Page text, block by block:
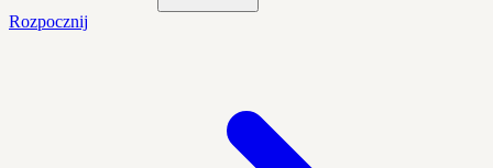
Rozpocznij